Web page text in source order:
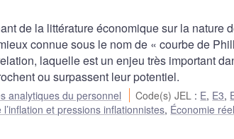
de la littérature économique sur la nature
connue sous le nom de « courbe de
laquelle est un enjeu très important
ou surpassent leur potentiel.
analytiques du personnel Code(s) JEL : E, E3,
et pressions inflationnistes, Économie